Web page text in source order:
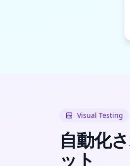
Visual Testing
自動化
ット